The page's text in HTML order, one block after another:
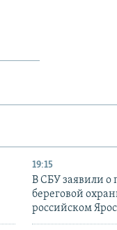
19:15
В СБУ заявили о
береговой
российском